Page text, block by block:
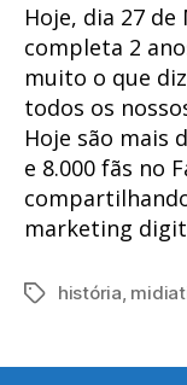
Hoje, dia 27
completa 2
muito o que
todos os
Hoje são mais
e 8.000 fãs no
marketing
Tagshistória,